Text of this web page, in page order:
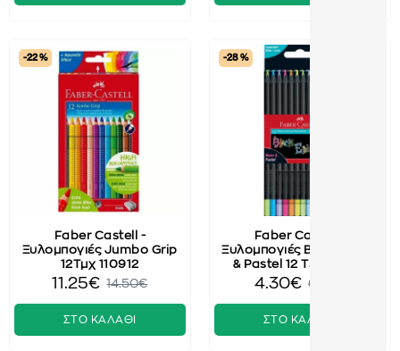
-22 %
Faber Castell -
Ξυλομπογιές Jumbo Grip
12Τμχ 110912
11.25€ 14.50€
ΣΤΟ ΚΑΛΑΘΙ
-28 %
Faber Castell -
Ξυλομπογιές Black, Neon
& Pastel 12 Τεμ 116410
4.30€ 6.00€
ΣΤΟ ΚΑΛΑΘΙ